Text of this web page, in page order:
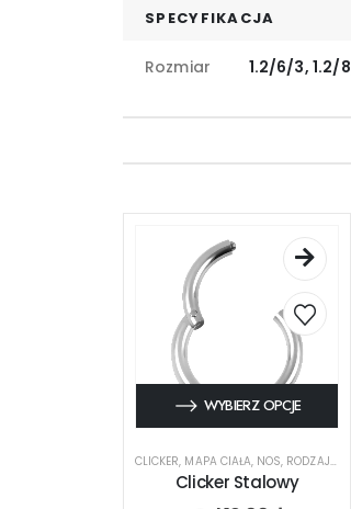
SPECYFIKACJA
Rozmiar 1.2/6/3, 1.2/
WYBIERZ OPCJE
CLICKER, MAPA CIAŁA, NOS, RODZAJ KOLCZYKA
Clicker Stalowy